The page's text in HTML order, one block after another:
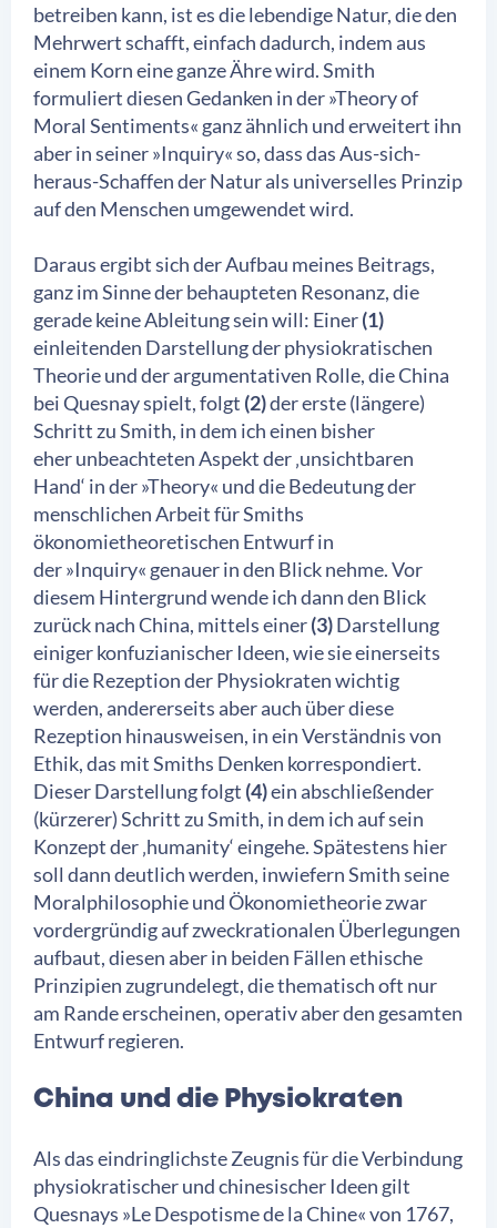
betreiben kann, ist es die lebendige Natur, die den
Mehrwert schafft, einfach dadurch, indem aus
einem Korn eine ganze Ähre wird. Smith
formuliert diesen Gedanken in der »Theory of
Moral Sentiments« ganz ähnlich und erweitert ihn
aber in seiner »Inquiry« so, dass das Aus-sich-
heraus-Schaffen der Natur als universelles Prinzip
auf den Menschen umgewendet wird.
Daraus ergibt sich der Aufbau meines Beitrags,
ganz im Sinne der behaupteten Resonanz, die
gerade keine Ableitung sein will: Einer(1)
einleitenden Darstellung der physiokratischen
Theorie und der argumentativen Rolle, die China
bei Quesnay spielt, folgt (2)der erste (längere)
Schritt zu Smith, in dem ich einen bisher
eher unbeachteten Aspekt der ‚unsichtbaren
Hand‘ in der »Theory« und die Bedeutung der
menschlichen Arbeit für Smiths
ökonomietheoretischen Entwurf in
der »Inquiry« genauer in den Blick nehme. Vor
diesem Hintergrund wende ich dann den Blick
zurück nach China, mittels einer(3)Darstellung
einiger konfuzianischer Ideen, wie sie einerseits
für die Rezeption der Physiokraten wichtig
werden, andererseits aber auch über diese
Rezeption hinausweisen, in ein Verständnis von
Ethik, das mit Smiths Denken korrespondiert.
Dieser Darstellung folgt (4)ein abschließender
(kürzerer) Schritt zu Smith, in dem ich auf sein
Konzept der ‚humanity‘ eingehe. Spätestens hier
soll dann deutlich werden, inwiefern Smith seine
Moralphilosophie und Ökonomietheorie zwar
vordergründig auf zweckrationalen Überlegungen
aufbaut, diesen aber in beiden Fällen ethische
Prinzipien zugrundelegt, die thematisch oft nur
am Rande erscheinen, operativ aber den gesamten
Entwurf regieren.
China und die Physiokraten
Als das eindringlichste Zeugnis für die Verbindung
physiokratischer und chinesischer Ideen gilt
Quesnays »Le Despotisme de la Chine« von 1767,